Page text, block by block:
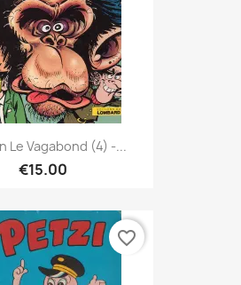
Le Vagabond (4) -...
€15.00
favorite_border